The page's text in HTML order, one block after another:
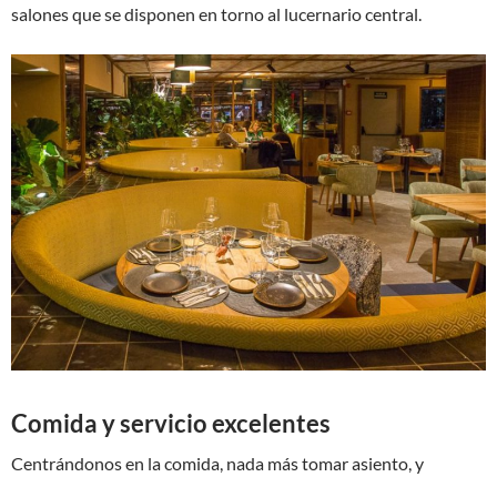
salones que se disponen en torno al lucernario central.
Comida y servicio excelentes
Centrándonos en la comida, nada más tomar asiento, y